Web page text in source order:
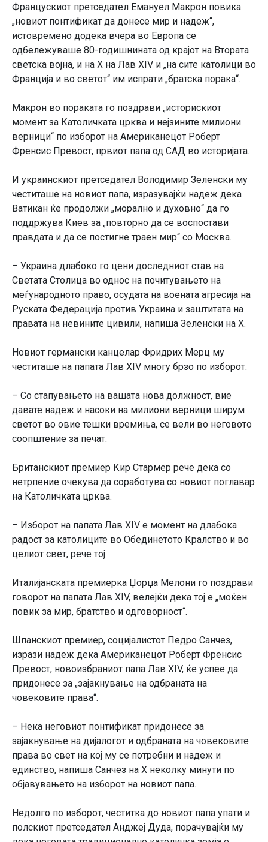
Францускиот претседател Емануел Макрон повика
„новиот понтификат да донесе мир и надеж“,
истовремено додека вчера во Европа се
одбележуваше 80-годишнината од крајот на Втората
светска војна, и на X на Лав XIV и „на сите католици во
Франција и во светот“ им испрати „братска порака“.
Макрон во пораката го поздрави „историскиот
момент за Католичката црква и нејзините милиони
верници“ по изборот на Американецот Роберт
Френсис Превост, првиот папа од САД во историјата.
И украинскиот претседател Володимир Зеленски му
честиташе на новиот папа, изразувајќи надеж дека
Ватикан ќе продолжи „морално и духовно“ да го
поддржува Киев за „повторно да се воспостави
правдата и да се постигне траен мир“ со Москва.
– Украина длабоко го цени доследниот став на
Светата Столица во однос на почитувањето на
меѓународното право, осудата на воената агресија на
Руската Федерација против Украина и заштитата на
правата на невините цивили, напиша Зеленски на X.
Новиот германски канцелар Фридрих Мерц му
честиташе на папата Лав XIV многу брзо по изборот.
– Со стапувањето на вашата нова должност, вие
давате надеж и насоки на милиони верници ширум
светот во овие тешки времиња, се вели во неговото
соопштение за печат.
Британскиот премиер Кир Стармер рече дека со
нетрпение очекува да соработува со новиот поглавар
на Католичката црква.
– Изборот на папата Лав XIV е момент на длабока
радост за католиците во Обединетото Кралство и во
целиот свет, рече тој.
Италијанската премиерка Џорџа Мелони го поздрави
говорот на папата Лав XIV, велејќи дека тој е „моќен
повик за мир, братство и одговорност“.
Шпанскиот премиер, социјалистот Педро Санчез,
изрази надеж дека Американецот Роберт Френсис
Превост, новоизбраниот папа Лав XIV, ќе успее да
придонесе за „зајакнување на одбраната на
човековите права“.
– Нека неговиот понтификат придонесе за
зајакнување на дијалогот и одбраната на човековите
права во свет на кој му се потребни и надеж и
единство, напиша Санчез на X неколку минути по
објавувањето на изборот на новиот папа.
Недолго по изборот, честитка до новиот папа упати и
полскиот претседател Анджеј Дуда, порачувајќи му